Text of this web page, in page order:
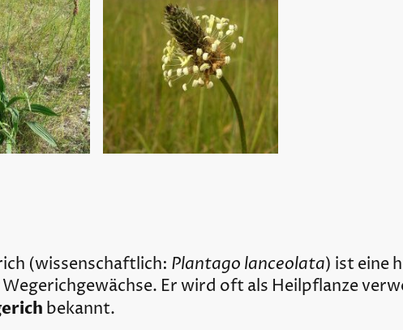
(wissenschaftlich: Plantago lanceolata) ist eine
Er wird oft als Heilpflanze
bekannt.